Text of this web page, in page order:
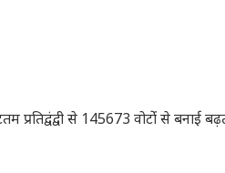
से 145673 वोटोंं से बनाई